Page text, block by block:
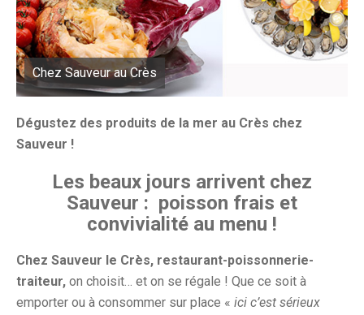
Chez Sauveur au Crès
Dégustez des produits de la mer au Crès chez
Sauveur !
Les beaux jours arrivent chez
Sauveur : poisson frais et
convivialité au menu !
Chez Sauveur le Crès, restaurant-poissonnerie-
traiteur, on choisit… et on se régale ! Que ce soit à
emporter ou à consommer sur place « ici c’est sérieux